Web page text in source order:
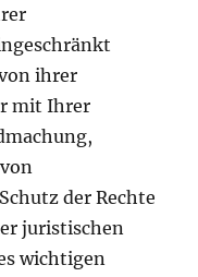
ihrer
mit Ihrer
der Rechte
juristischen
wichtigen